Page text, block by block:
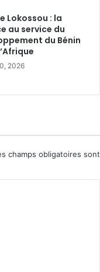
Lokossou : la
au service du
du Bénin
2026
champs obligatoires sont